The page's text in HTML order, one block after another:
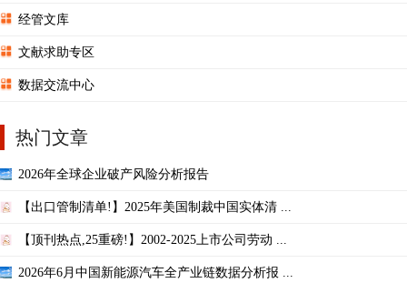
经管文库
文献求助专区
数据交流中心
热门文章
2026年全球企业破产风险分析报告
【出口管制清单!】2025年美国制裁中国实体清 ...
【顶刊热点,25重磅!】2002-2025上市公司劳动 ...
2026年6月中国新能源汽车全产业链数据分析报 ...